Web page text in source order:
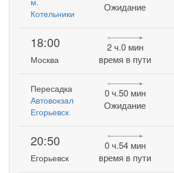
Котельники
Ожидание
18:00
Москва
2 ч.0 мин
время в пути
Пересадка
Автовокзал
Егорьевск
0 ч.50 мин
Ожидание
20:50
Егорьевск
0 ч.54 мин
время в пути